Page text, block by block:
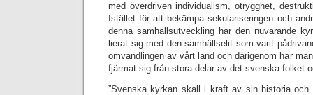
med överdriven individualism, otrygghet,
Istället för att bekämpa sekulariseringen och
denna samhällsutveckling har den nuvarande
lierat sig med den samhällselit som varit
omvandlingen av vårt land och därigenom har
fjärmat sig från stora delar av det svenska folket
”Svenska kyrkan skall i kraft av sin historia och